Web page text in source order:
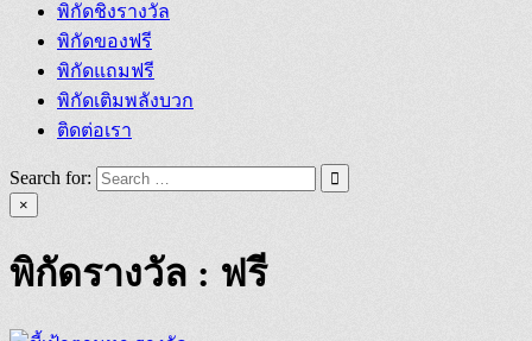
พิกัดชิงรางวัล
พิกัดของฟรี
พิกัดแถมฟรี
พิกัดเติมพลังบวก
ติดต่อเรา
Search for:
×
พิกัดรางวัล : ฟรี